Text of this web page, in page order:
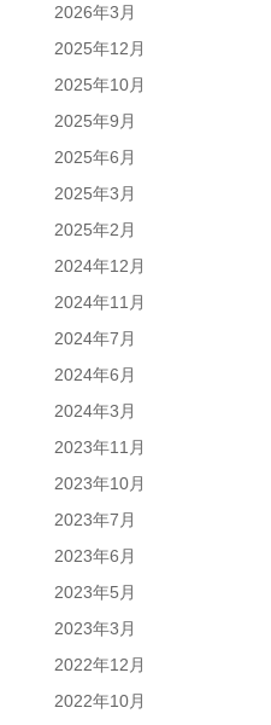
2026年3月
2025年12月
2025年10月
2025年9月
2025年6月
2025年3月
2025年2月
2024年12月
2024年11月
2024年7月
2024年6月
2024年3月
2023年11月
2023年10月
2023年7月
2023年6月
2023年5月
2023年3月
2022年12月
2022年10月